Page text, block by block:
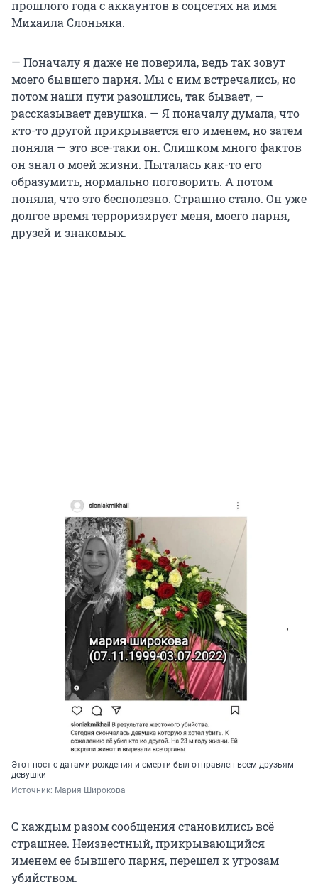
прошлого года с аккаунтов в соцсетях на имя
Михаила Слоньяка.
— Поначалу я даже не поверила, ведь так зовут
моего бывшего парня. Мы с ним встречались, но
потом наши пути разошлись, так бывает, —
рассказывает девушка. — Я поначалу думала, что
кто-то другой прикрывается его именем, но затем
поняла — это все-таки он. Слишком много фактов
он знал о моей жизни. Пыталась как-то его
образумить, нормально поговорить. А потом
поняла, что это бесполезно. Страшно стало. Он уже
долгое время терроризирует меня, моего парня,
друзей и знакомых.
Этот пост с датами рождения и смерти был отправлен всем друзьям
девушки
Источник: Мария Широкова
С каждым разом сообщения становились всё
страшнее. Неизвестный, прикрывающийся
именем ее бывшего парня, перешел к угрозам
убийством.